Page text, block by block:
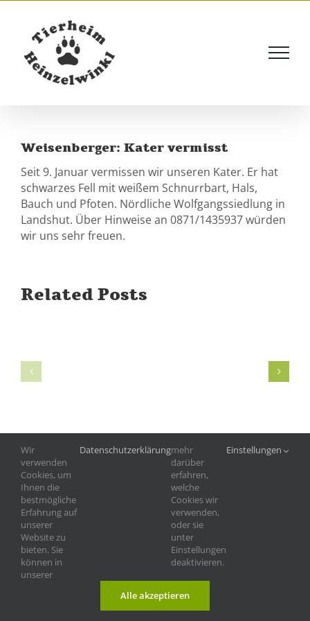
content
Weisenberger: Kater vermisst
Seit 9. Januar vermissen wir unseren Kater. Er hat
schwarzes Fell mit weißem Schnurrbart, Hals,
Bauch und Pfoten. Nördliche Wolfgangssiedlung in
Landshut. Über Hinweise an 0871/1435937 würden
wir uns sehr freuen.
Related Posts
©2026 |
Tierschutzverein Landshut und
Impressum
Datenschutz
Wir
verwenden
Cookies, um
Ihnen die
bestmögliche
Erfahrung auf
unserer
Website zu
bieten. Sie
können in
unserer
Datenschutzerklärungmehr
darüber
erfahren,
welche
Cookies wir
verwenden,
oder sie
unter
Einstellungen
deaktivieren.
Einstellungen
Alle akzeptieren